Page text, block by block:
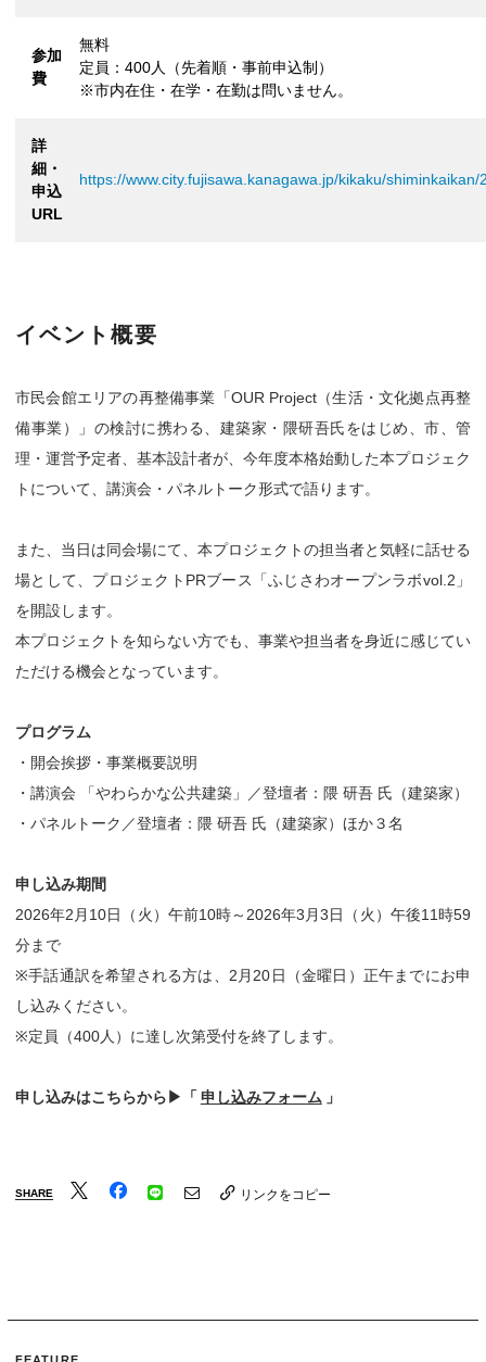
参加
費
無料
定員：400人（先着順・事前申込制）
※市内在住・在学・在勤は問いません。
詳
細・
申込
URL
https://www.city.fujisawa.kanagawa.jp/kikaku/
イベント概要
市民会館エリアの再整備事業「OUR Project（生活・文化拠点再整
備事業）」の検討に携わる、建築家・隈研吾氏をはじめ、市、管
理・運営予定者、基本設計者が、今年度本格始動した本プロジェク
トについて、講演会・パネルトーク形式で語ります。
また、当日は同会場にて、本プロジェクトの担当者と気軽に話せる
場として、プロジェクトPRブース「ふじさわオープンラボvol.2」
を開設します。
本プロジェクトを知らない方でも、事業や担当者を身近に感じてい
ただける機会となっています。
プログラム
・開会挨拶・事業概要説明
・講演会 「やわらかな公共建築」／登壇者：隈 研吾 氏（建築家）
・パネルトーク／登壇者：隈 研吾 氏（建築家）ほか３名
申し込み期間
2026年2月10日（火）午前10時～2026年3月3日（火）午後11時59
分まで
※手話通訳を希望される方は、2月20日（金曜日）正午までにお申
し込みください。
※定員（400人）に達し次第受付を終了します。
申し込みはこちらから▶「 申し込みフォーム 」
SHARE リンクをコピー